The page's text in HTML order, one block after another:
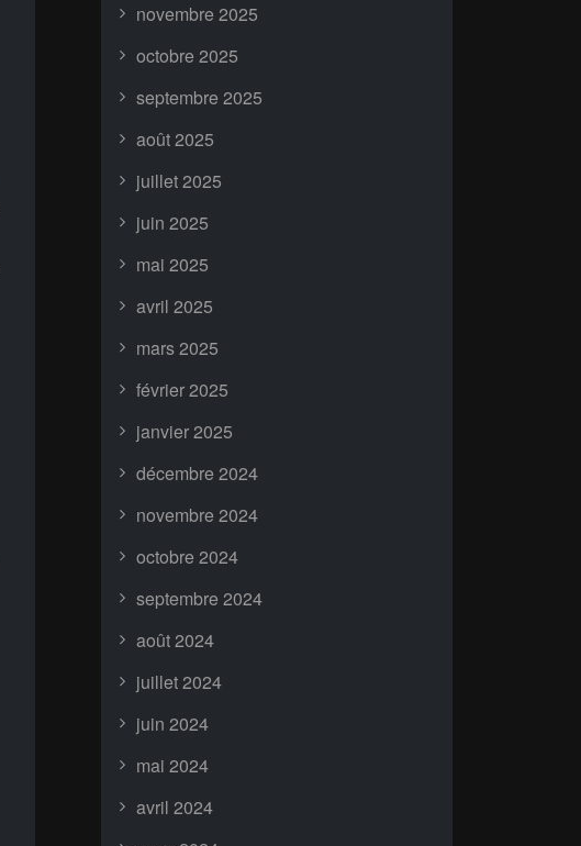
novembre 2025
octobre 2025
septembre 2025
août 2025
juillet 2025
juin 2025
mai 2025
avril 2025
mars 2025
février 2025
janvier 2025
décembre 2024
novembre 2024
octobre 2024
septembre 2024
août 2024
juillet 2024
juin 2024
mai 2024
avril 2024